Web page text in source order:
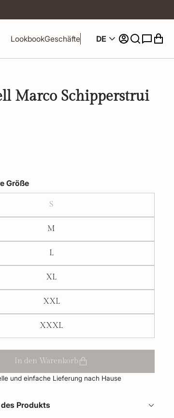
LookbookGeschäfte DE
Marco Schipperstrui
Größe
S
M
L
XL
XXL
XXXL
In den Warenkorb
und einfache Lieferung nach Hause
Produkts